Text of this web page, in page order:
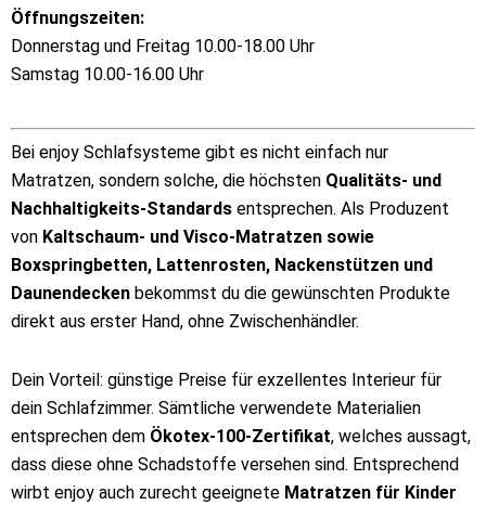
Öffnungszeiten:
Donnerstag und Freitag 10.00-18.00 Uhr
Samstag 10.00-16.00 Uhr
Bei enjoy Schlafsysteme gibt es nicht einfach nur
Matratzen, sondern solche, die höchsten Qualitäts- und
Nachhaltigkeits-Standards entsprechen. Als Produzent
von Kaltschaum- und Visco-Matratzen sowie
Boxspringbetten, Lattenrosten, Nackenstützen und
Daunendecken bekommst du die gewünschten Produkte
direkt aus erster Hand, ohne Zwischenhändler.
Dein Vorteil: günstige Preise für exzellentes Interieur für
dein Schlafzimmer. Sämtliche verwendete Materialien
entsprechen dem Ökotex-100-Zertifikat, welches aussagt,
dass diese ohne Schadstoffe versehen sind. Entsprechend
wirbt enjoy auch zurecht geeignete Matratzen für Kinder